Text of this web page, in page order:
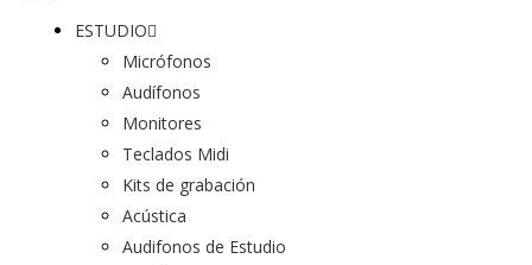
ESTUDIO
Micrófonos
Audífonos
Monitores
Teclados Midi
Kits de grabación
Acústica
Audifonos de Estudio